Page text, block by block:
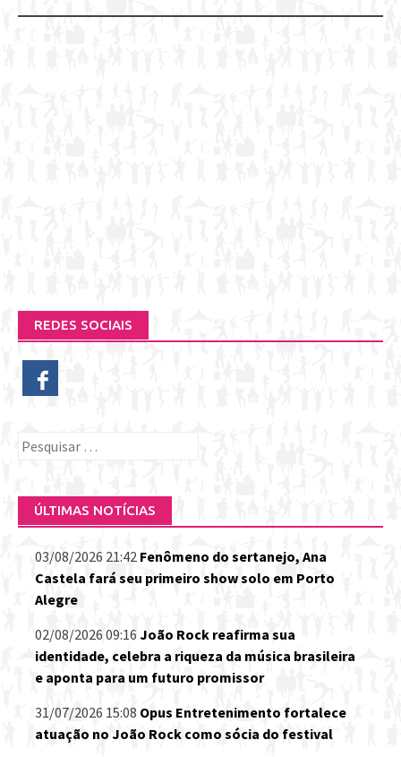
REDES SOCIAIS
Pesquisar
ÚLTIMAS NOTÍCIAS
03/08/2026 21:42 Fenômeno do sertanejo, Ana
Castela fará seu primeiro show solo em Porto
Alegre
02/08/2026 09:16 João Rock reafirma sua
identidade, celebra a riqueza da música brasileira
e aponta para um futuro promissor
31/07/2026 15:08 Opus Entretenimento fortalece
atuação no João Rock como sócia do festival